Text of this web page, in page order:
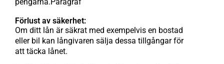
Förlust av säkerhet:
Om ditt lån är säkrat med exempelvis en bostad
eller bil kan långivaren sälja dessa tillgångar för
att täcka lånet.